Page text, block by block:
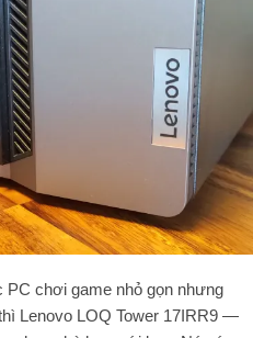
PC chơi game nhỏ gọn nhưng
Lenovo LOQ Tower 17IRR9 —